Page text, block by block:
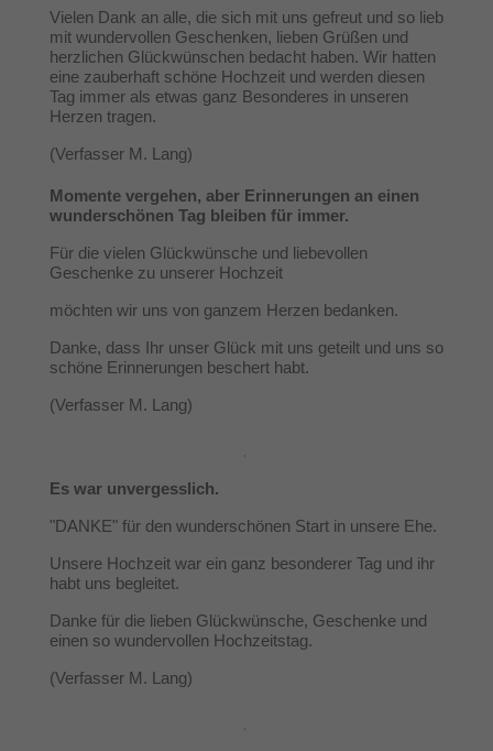
Vielen Dank an alle, die sich mit uns gefreut und so lieb
mit wundervollen Geschenken, lieben Grüßen und
herzlichen Glückwünschen bedacht haben. Wir hatten
eine zauberhaft schöne Hochzeit und werden diesen
Tag immer als etwas ganz Besonderes in unseren
Herzen tragen.
(Verfasser M. Lang)
Momente vergehen, aber Erinnerungen an einen
wunderschönen Tag bleiben für immer.
Für die vielen Glückwünsche und liebevollen
Geschenke zu unserer Hochzeit
möchten wir uns von ganzem Herzen bedanken.
Danke, dass Ihr unser Glück mit uns geteilt und uns so
schöne Erinnerungen beschert habt.
(Verfasser M. Lang)
Es war unvergesslich.
"DANKE" für den wunderschönen Start in unsere Ehe.
Unsere Hochzeit war ein ganz besonderer Tag und ihr
habt uns begleitet.
Danke für die lieben Glückwünsche, Geschenke und
einen so wundervollen Hochzeitstag.
(Verfasser M. Lang)